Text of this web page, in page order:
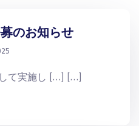
のお知らせ
て実施し […] […]